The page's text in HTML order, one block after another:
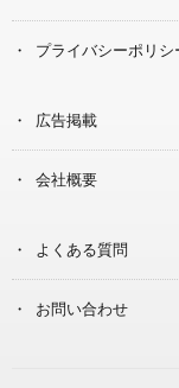
プライバシーポリシ
広告掲載
会社概要
よくある質問
お問い合わせ